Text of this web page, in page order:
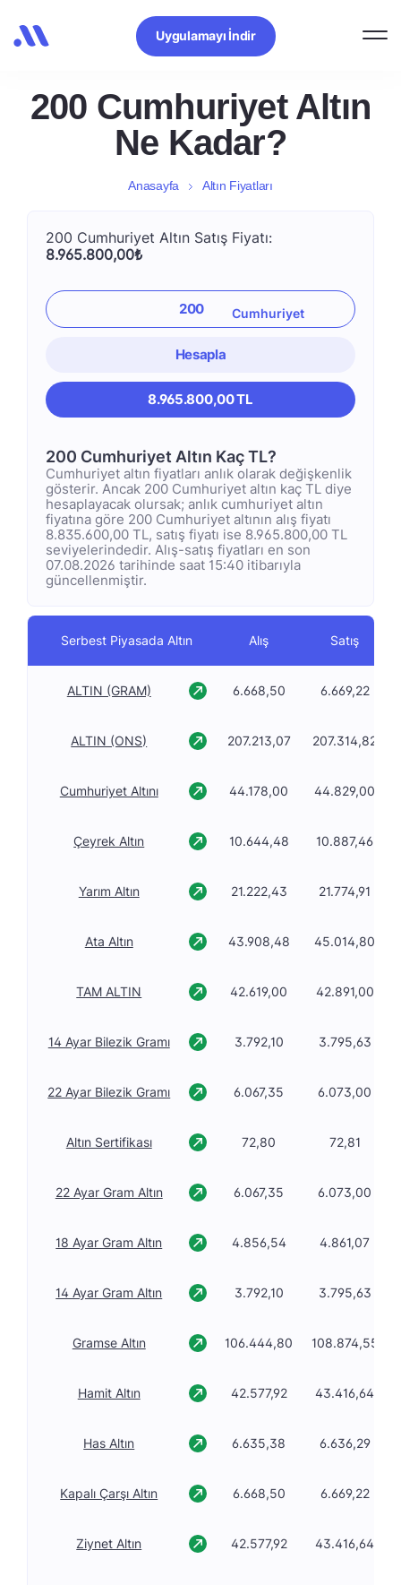
Uygulamayı İndir
200 Cumhuriyet Altın
Ne Kadar?
Anasayfa Altın Fiyatları
200 Cumhuriyet Altın Satış Fiyatı:
8.965.800,00₺
Hesapla
8.965.800,00 TL
200 Cumhuriyet Altın Kaç TL?
Cumhuriyet altın fiyatları anlık olarak değişkenlik
gösterir. Ancak 200 Cumhuriyet altın kaç TL diye
hesaplayacak olursak; anlık cumhuriyet altın
fiyatına göre 200 Cumhuriyet altının alış fiyatı
8.835.600,00 TL, satış fiyatı ise 8.965.800,00 TL
seviyelerindedir. Alış-satış fiyatları en son
07.08.2026 tarihinde saat 15:40 itibarıyla
güncellenmiştir.
Serbest Piyasada Altın Alış Satış
ALTIN (GRAM) 6.668,50 6.669,22
ALTIN (ONS) 207.213,07 207.314,82
Cumhuriyet Altını 44.178,00 44.829,00
Çeyrek Altın 10.644,48 10.887,46
Yarım Altın 21.222,43 21.774,91
Ata Altın 43.908,48 45.014,80
TAM ALTIN 42.619,00 42.891,00
14 Ayar Bilezik Gramı 3.792,10 3.795,63
22 Ayar Bilezik Gramı 6.067,35 6.073,00
Altın Sertifikası 72,80 72,81
22 Ayar Gram Altın 6.067,35 6.073,00
18 Ayar Gram Altın 4.856,54 4.861,07
14 Ayar Gram Altın 3.792,10 3.795,63
Gramse Altın 106.444,80 108.874,55
Hamit Altın 42.577,92 43.416,64
Has Altın 6.635,38 6.636,29
Kapalı Çarşı Altın 6.668,50 6.669,22
Ziynet Altın 42.577,92 43.416,64